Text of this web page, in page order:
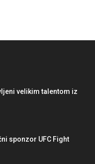
velikim talentom iz
sponzor UFC Fight